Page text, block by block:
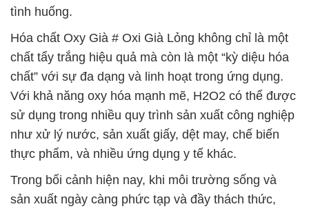
tình huống.
Hóa chất Oxy Già # Oxi Già Lỏng không chỉ là một
chất tẩy trắng hiệu quả mà còn là một “kỳ diệu hóa
chất” với sự đa dạng và linh hoạt trong ứng dụng.
Với khả năng oxy hóa mạnh mẽ, H2O2 có thể được
sử dụng trong nhiều quy trình sản xuất công nghiệp
như xử lý nước, sản xuất giấy, dệt may, chế biến
thực phẩm, và nhiều ứng dụng y tế khác.
Trong bối cảnh hiện nay, khi môi trường sống và
sản xuất ngày càng phức tạp và đầy thách thức,